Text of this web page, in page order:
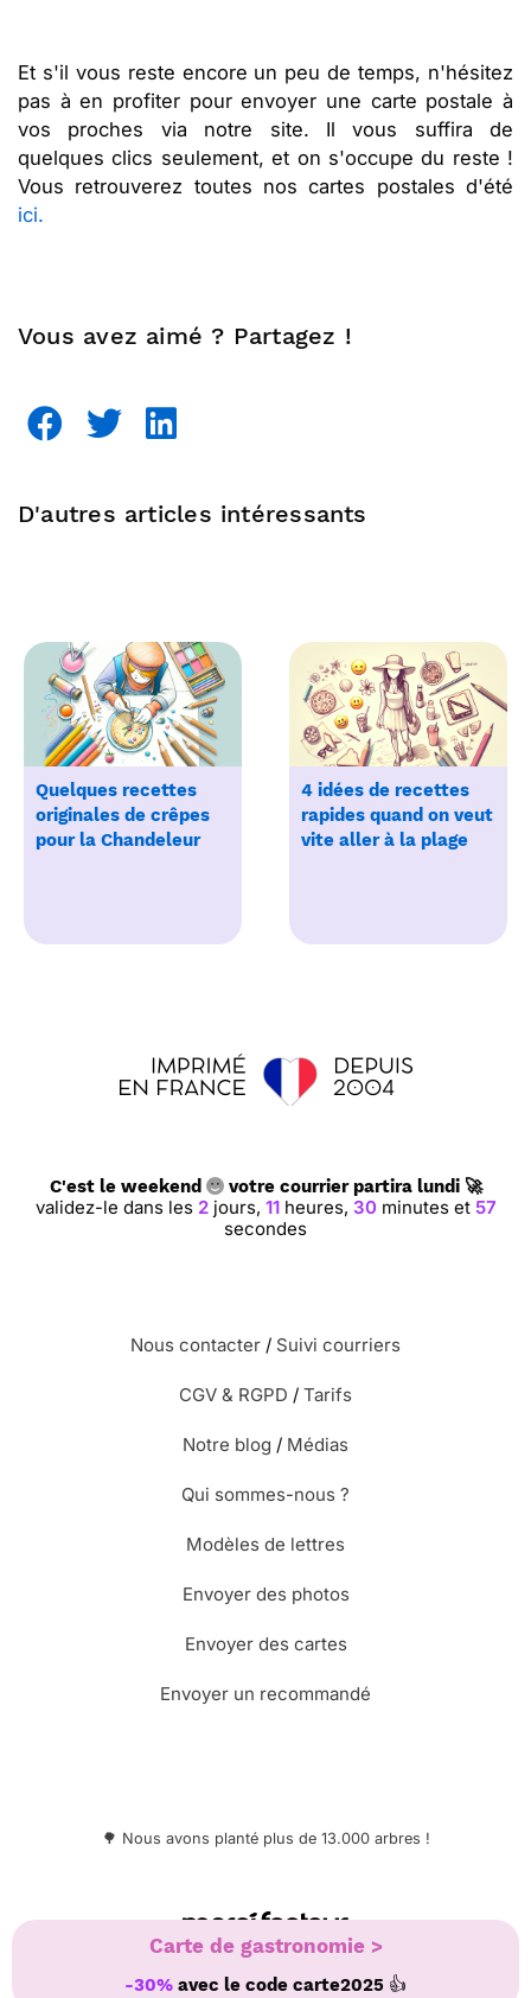
Carte de gastronomie >
-30% avec le code carte2025 👍
Et s'il vous reste encore un peu de temps, n'hésitez
pas à en profiter pour envoyer une carte postale à
vos proches via notre site. Il vous suffira de
quelques clics seulement, et on s'occupe du reste !
Vous retrouverez toutes nos cartes postales d'été
ici.
Vous avez aimé ? Partagez !
D'autres articles intéressants
Quelques recettes
originales de crêpes
pour la Chandeleur
4 idées de recettes
rapides quand on veut
vite aller à la plage
C'est le weekend votre courrier partira lundi 🚀
validez-le dans les 2jours, 11heures, 30minutes et 56
secondes
Nous contacter / Suivi courriers
CGV & RGPD / Tarifs
Notre blog / Médias
Qui sommes-nous ?
Modèles de lettres
Envoyer des photos
Envoyer des cartes
Envoyer un recommandé
🌳 Nous avons planté plus de 13.000 arbres !
© Merci Facteur